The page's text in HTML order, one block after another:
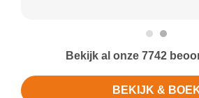
Bekijk al onze 7742
BEKIJK &